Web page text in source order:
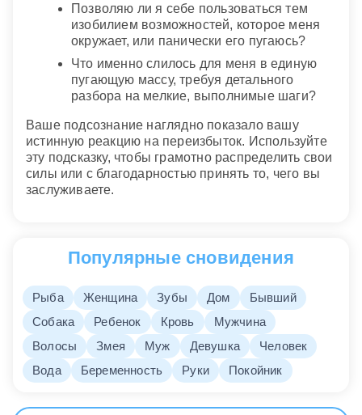
Позволяю ли я себе пользоваться тем
изобилием возможностей, которое меня
окружает, или панически его пугаюсь?
Что именно слилось для меня в единую
пугающую массу, требуя детального
разбора на мелкие, выполнимые шаги?
Ваше подсознание наглядно показало вашу
истинную реакцию на переизбыток. Используйте
эту подсказку, чтобы грамотно распределить свои
силы или с благодарностью принять то, чего вы
заслуживаете.
Популярные сновидения
Рыба Женщина Зубы Дом
Бывший
Собака
Ребенок Кровь
Мужчина
Волосы
Змея Муж Девушка
Человек
Вода
Беременность Руки Покойник